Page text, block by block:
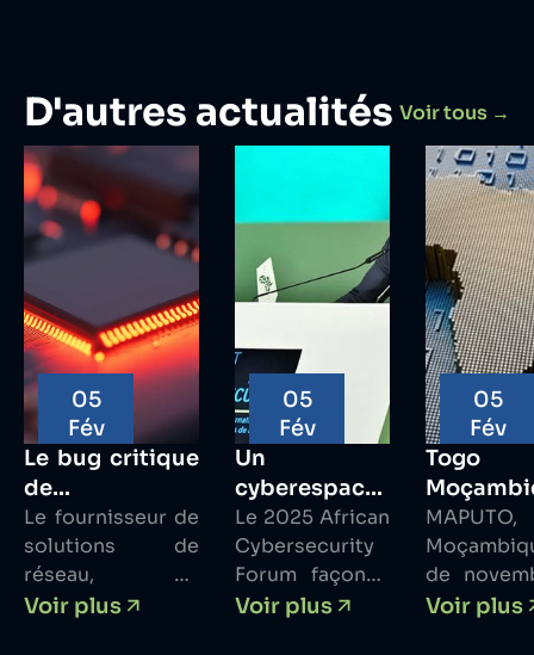
D'autres actualités Voir tous →
05
Fév
Le bug critique
de
contournement
d’auth affecte
les smart
switches
Le fournisseur de
solutions de
réseau, de
stockage et de
Voir plus
05
Fév
Un
cyberespace
africain
résilient –
Forum
africain sur la
Le 2025 African
Cybersecurity
Forum façonne
l’avenir
Voir plus
05
Fév
assinam
acordo
para
MAPUTO,
de
2025 O
Voir plus